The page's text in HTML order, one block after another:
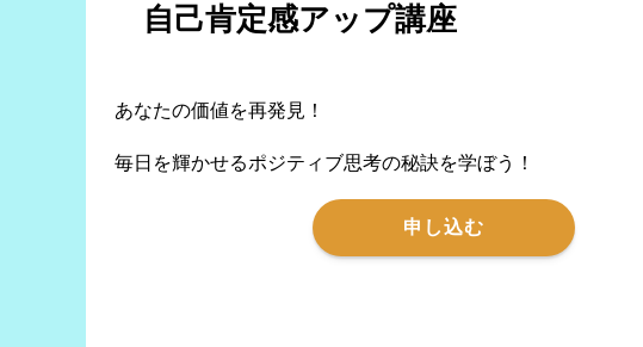
自己肯定感アップ講座
あなたの価値を再発見！
毎日を輝かせるポジティブ思考の秘訣を学ぼう！
申し込む